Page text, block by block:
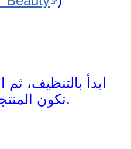
ابدأ بالتنظيف،
تكون المنتجات موجودة داخل متجر واحد يقسم العناية بهذا الوضوح، يصبح بناء الروتين أسهل بكثير.